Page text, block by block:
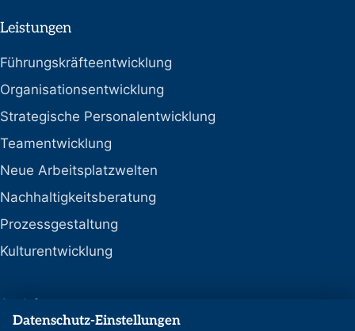
Leistungen
Führungskräfteentwicklung
Organisationsentwicklung
Strategische Personalentwicklung
Teamentwicklung
Neue Arbeitsplatzwelten
Nachhaltigkeitsberatung
Prozessgestaltung
Kulturentwicklung
Social
Datenschutz-Einstellungen